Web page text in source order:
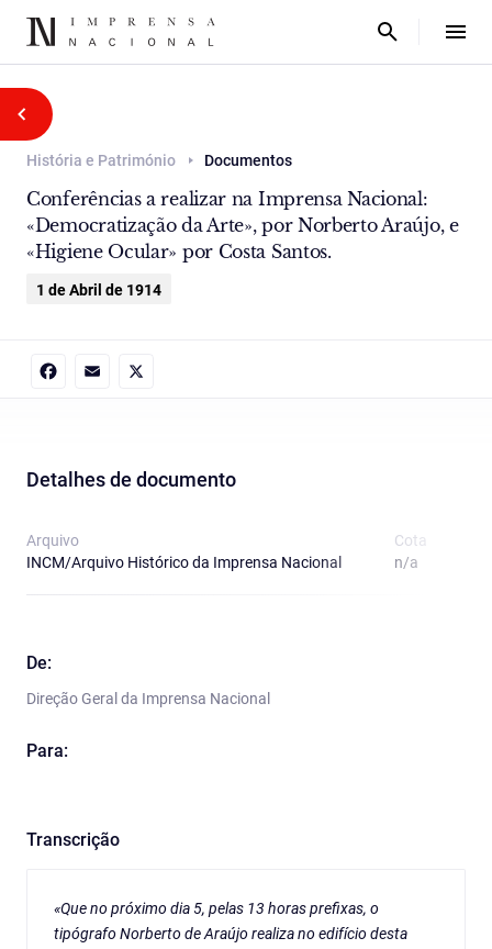
História e Património Documentos
Conferências a realizar na Imprensa Nacional:
«Democratização da Arte», por Norberto Araújo, e
«Higiene Ocular» por Costa Santos.
1 de Abril de 1914
Detalhes de documento
Arquivo
INCM/Arquivo Histórico da Imprensa Nacional
Cota
n/a
De:
Direção Geral da Imprensa Nacional
Para:
Transcrição
«Que no próximo dia 5, pelas 13 horas prefixas, o
tipógrafo Norberto de Araújo realiza no edifício desta